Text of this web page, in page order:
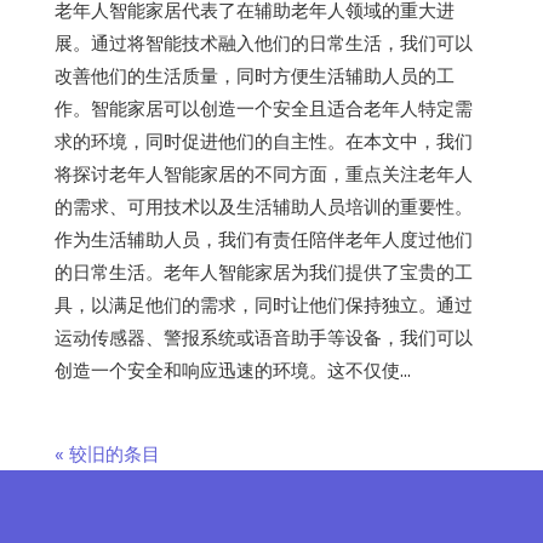
老年人智能家居代表了在辅助老年人领域的重大进
展。通过将智能技术融入他们的日常生活，我们可以
改善他们的生活质量，同时方便生活辅助人员的工
作。智能家居可以创造一个安全且适合老年人特定需
求的环境，同时促进他们的自主性。在本文中，我们
将探讨老年人智能家居的不同方面，重点关注老年人
的需求、可用技术以及生活辅助人员培训的重要性。
作为生活辅助人员，我们有责任陪伴老年人度过他们
的日常生活。老年人智能家居为我们提供了宝贵的工
具，以满足他们的需求，同时让他们保持独立。通过
运动传感器、警报系统或语音助手等设备，我们可以
创造一个安全和响应迅速的环境。这不仅使...
« 较旧的条目